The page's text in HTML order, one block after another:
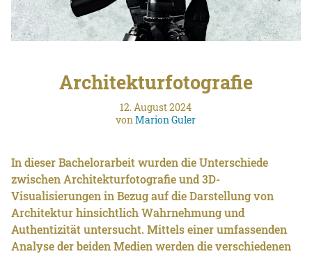
Architekturfotografie
12. August 2024
vonMarion Guler
In dieser Bachelorarbeit wurden die Unterschiede
zwischen Architekturfotografie und 3D-
Visualisierungen in Bezug auf die Darstellung von
Architektur hinsichtlich Wahrnehmung und
Authentizität untersucht. Mittels einer umfassenden
Analyse der beiden Medien werden die verschiedenen